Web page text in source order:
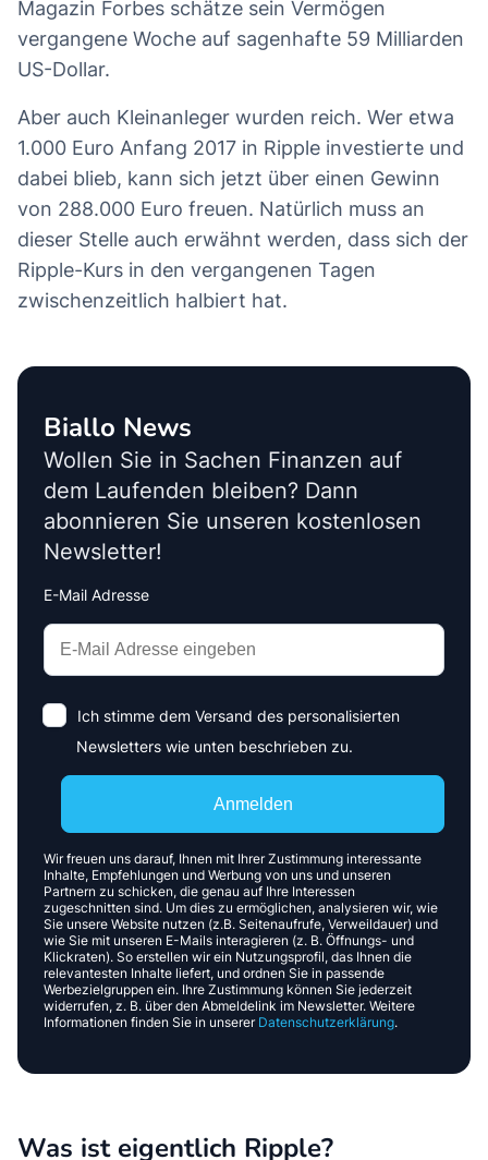
Magazin Forbes schätze sein Vermögen
vergangene Woche auf sagenhafte 59 Milliarden
US-Dollar.
Aber auch Kleinanleger wurden reich. Wer etwa
1.000 Euro Anfang 2017 in Ripple investierte und
dabei blieb, kann sich jetzt über einen Gewinn
von 288.000 Euro freuen. Natürlich muss an
dieser Stelle auch erwähnt werden, dass sich der
Ripple-Kurs in den vergangenen Tagen
zwischenzeitlich halbiert hat.
Biallo News
Wollen Sie in Sachen Finanzen auf
dem Laufenden bleiben? Dann
abonnieren Sie unseren kostenlosen
Newsletter!
E-Mail Adresse
Interests
Amount
Anmelden
Ich stimme dem Versand des personalisierten
Newsletters wie unten beschrieben zu.
Wir freuen uns darauf, Ihnen mit Ihrer Zustimmung interessante
Inhalte, Empfehlungen und Werbung von uns und unseren
Partnern zu schicken, die genau auf Ihre Interessen
zugeschnitten sind. Um dies zu ermöglichen, analysieren wir, wie
Sie unsere Website nutzen (z.B. Seitenaufrufe, Verweildauer) und
wie Sie mit unseren E-Mails interagieren (z. B. Öffnungs- und
Klickraten). So erstellen wir ein Nutzungsprofil, das Ihnen die
relevantesten Inhalte liefert, und ordnen Sie in passende
Werbezielgruppen ein. Ihre Zustimmung können Sie jederzeit
widerrufen, z. B. über den Abmeldelink im Newsletter. Weitere
Informationen finden Sie in unserer Datenschutzerklärung.
Was ist eigentlich Ripple?